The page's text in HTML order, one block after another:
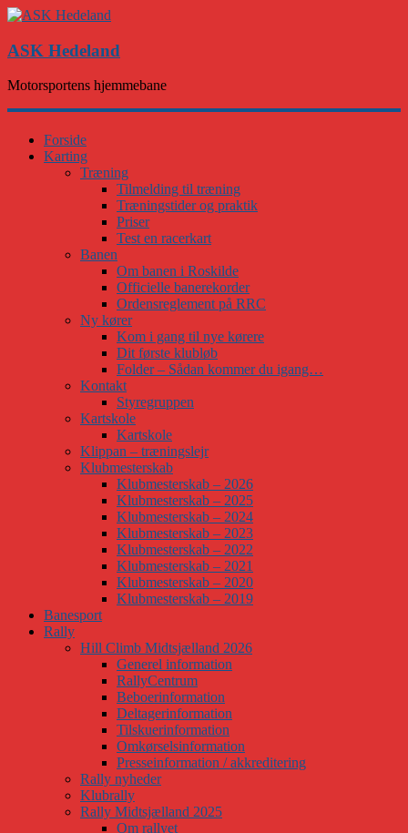
ASK Hedeland
Motorsportens hjemmebane
Forside
Karting
Træning
Tilmelding til træning
Træningstider og praktik
Priser
Test en racerkart
Banen
Om banen i Roskilde
Officielle banerekorder
Ordensreglement på RRC
Ny kører
Kom i gang til nye kørere
Dit første klubløb
Folder – Sådan kommer du igang…
Kontakt
Styregruppen
Kartskole
Kartskole
Klippan – træningslejr
Klubmesterskab
Klubmesterskab – 2026
Klubmesterskab – 2025
Klubmesterskab – 2024
Klubmesterskab – 2023
Klubmesterskab – 2022
Klubmesterskab – 2021
Klubmesterskab – 2020
Klubmesterskab – 2019
Banesport
Rally
Hill Climb Midtsjælland 2026
Generel information
RallyCentrum
Beboerinformation
Deltagerinformation
Tilskuerinformation
Omkørselsinformation
Presseinformation / akkreditering
Rally nyheder
Klubrally
Rally Midtsjælland 2025
Om rallyet